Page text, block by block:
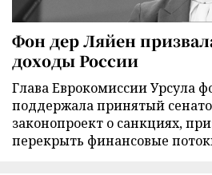
Фон дер Ляйен
доходы России
Глава Еврокомиссии Урсула
поддержала принятый
законопроект о санкциях,
перекрыть финансовые